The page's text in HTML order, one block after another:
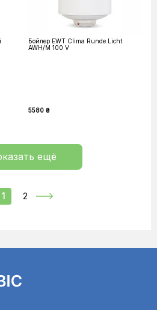
Бойлер EWT Clima Runde Licht
AWH/M 100 V
5580 ₴
ещё
1 2